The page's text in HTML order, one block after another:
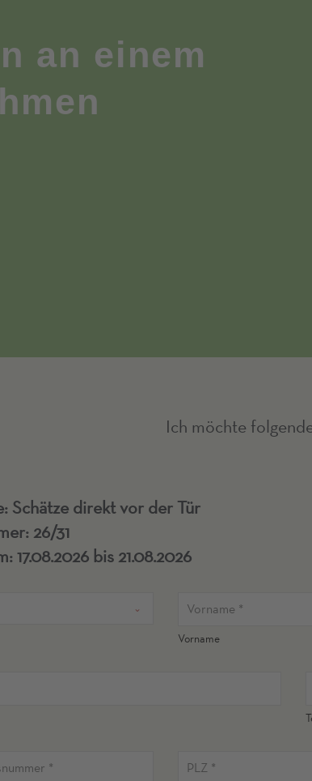
an einem
Ich möchte
Schätze direkt vor der Tür
26/31
17.08.2026 bis 21.08.2026
Vorname